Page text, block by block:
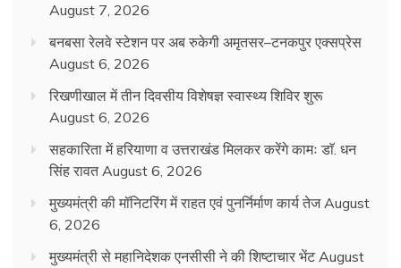
August 7, 2026
बनबसा रेलवे स्टेशन पर अब रुकेगी अमृतसर–टनकपुर एक्सप्रेस
August 6, 2026
रिखणीखाल में तीन दिवसीय विशेषज्ञ स्वास्थ्य शिविर शुरू
August 6, 2026
सहकारिता में हरियाणा व उत्तराखंड मिलकर करेंगे कामः डाॅ. धन
सिंह रावत August 6, 2026
मुख्यमंत्री की मॉनिटरिंग में राहत एवं पुनर्निर्माण कार्य तेज August
6, 2026
मुख्यमंत्री से महानिदेशक एनसीसी ने की शिष्टाचार भेंट August